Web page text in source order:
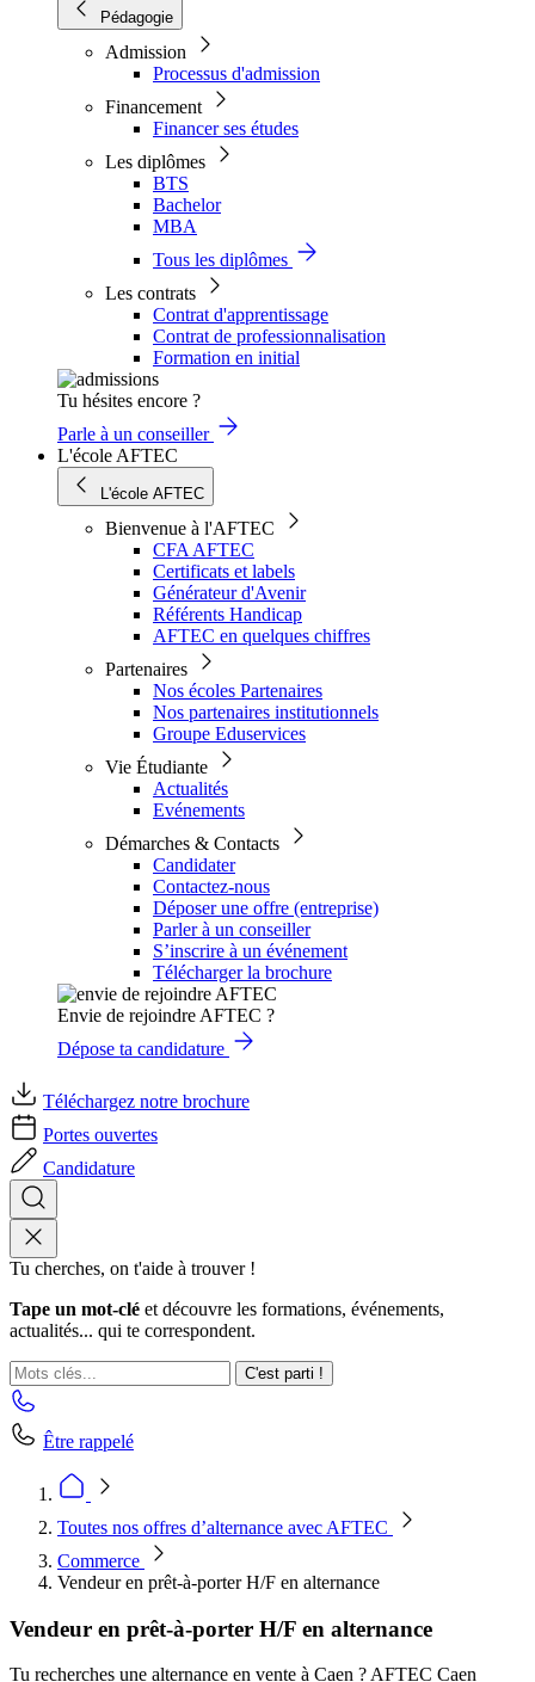
Pédagogie
Admission
Processus d'admission
Financement
Financer ses études
Les diplômes
BTS
Bachelor
MBA
Tous les diplômes
Les contrats
Contrat d'apprentissage
Contrat de professionnalisation
Formation en initial
Tu hésites encore ?
Parle à un conseiller
L'école AFTEC
L'école AFTEC
Bienvenue à l'AFTEC
CFA AFTEC
Certificats et labels
Générateur d'Avenir
Référents Handicap
AFTEC en quelques chiffres
Partenaires
Nos écoles Partenaires
Nos partenaires institutionnels
Groupe Eduservices
Vie Étudiante
Actualités
Evénements
Démarches & Contacts
Candidater
Contactez-nous
Déposer une offre (entreprise)
Parler à un conseiller
S’inscrire à un événement
Télécharger la brochure
Envie de rejoindre AFTEC ?
Dépose ta candidature
Téléchargez notre brochure
Portes ouvertes
Candidature
Tu cherches, on t'aide à trouver !
Tape un mot-clé et découvre les formations, événements,
actualités... qui te correspondent.
C'est parti !
Être rappelé
Toutes nos offres d’alternance avec AFTEC
Commerce
Vendeur en prêt-à-porter H/F en alternance
Vendeur en prêt-à-porter H/F en alternance
Tu recherches une alternance en vente à Caen ? AFTEC Caen